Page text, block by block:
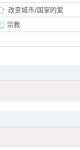
改变城市/国家的爱
宗教